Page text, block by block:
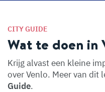
CITY GUIDE
Wat te doen in
Krijg alvast een kleine
over Venlo. Meer van dit
Guide.